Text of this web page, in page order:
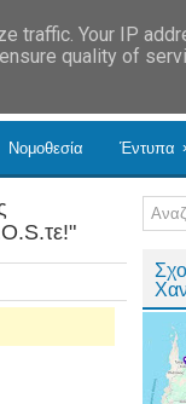
Νομοθεσία Έντυπα
traffic. Your IP
quality of